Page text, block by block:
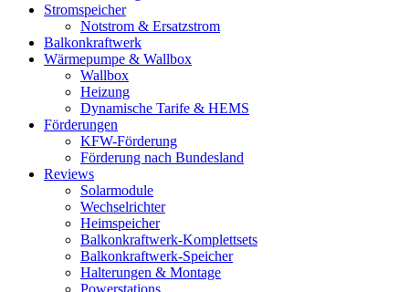
Stromspeicher
Notstrom & Ersatzstrom
Balkonkraftwerk
Wärmepumpe & Wallbox
Wallbox
Heizung
Dynamische Tarife & HEMS
Förderungen
KFW-Förderung
Förderung nach Bundesland
Reviews
Solarmodule
Wechselrichter
Heimspeicher
Balkonkraftwerk-Komplettsets
Balkonkraftwerk-Speicher
Halterungen & Montage
Powerstations